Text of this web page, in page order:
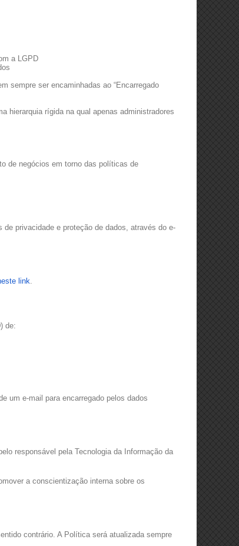
a LGPD
sempre ser encaminhadas ao “Encarregado
hierarquia rígida na qual apenas administradores
de negócios em torno das políticas de
de privacidade e proteção de dados, através do e-
link.
de:
um e-mail para encarregado pelos dados
responsável pela Tecnologia da Informação da
a conscientização interna sobre os
contrário. A Política será atualizada sempre